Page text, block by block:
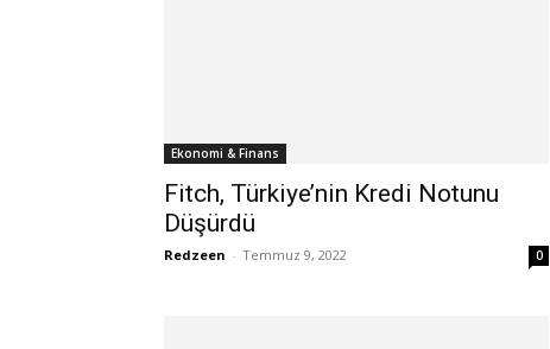
Ekonomi & Finans
Fitch, Türkiye’nin Kredi Notunu
Düşürdü
Redzeen - Temmuz 9, 2022 0